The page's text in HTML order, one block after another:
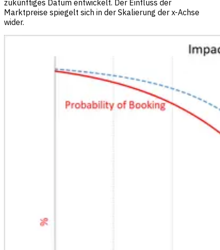
zukünftiges Datum entwickelt. Der Einfluss der
Marktpreise spiegelt sich in der Skalierung der x-Achse
wider.